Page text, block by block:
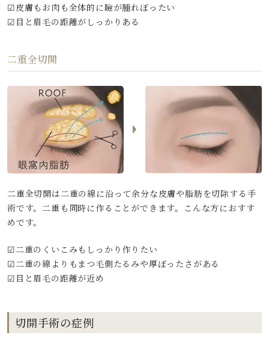
☑皮膚もお肉も全体的に瞼が腫れぼったい
☑目と眉毛の距離がしっかりある
二重全切開
二重全切開は二重の線に沿って余分な皮膚や脂肪を切除する手
術です。二重も同時に作ることができます。こんな方におすす
めです。
☑二重のくいこみもしっかり作りたい
☑二重の線よりもまつ毛側たるみや厚ぼったさがある
☑目と眉毛の距離が近め
切開手術の症例